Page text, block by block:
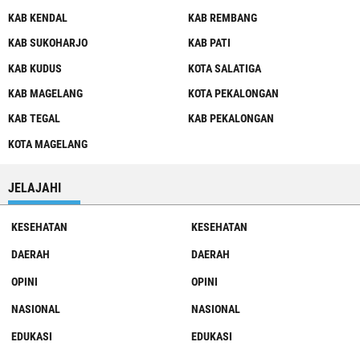
KAB KENDAL
KAB SUKOHARJO
KAB KUDUS
KAB MAGELANG
KAB TEGAL
KOTA MAGELANG
KAB REMBANG
KAB PATI
KOTA SALATIGA
KOTA PEKALONGAN
KAB PEKALONGAN
JELAJAHI
KESEHATAN
DAERAH
OPINI
NASIONAL
EDUKASI
KESEHATAN
DAERAH
OPINI
NASIONAL
EDUKASI